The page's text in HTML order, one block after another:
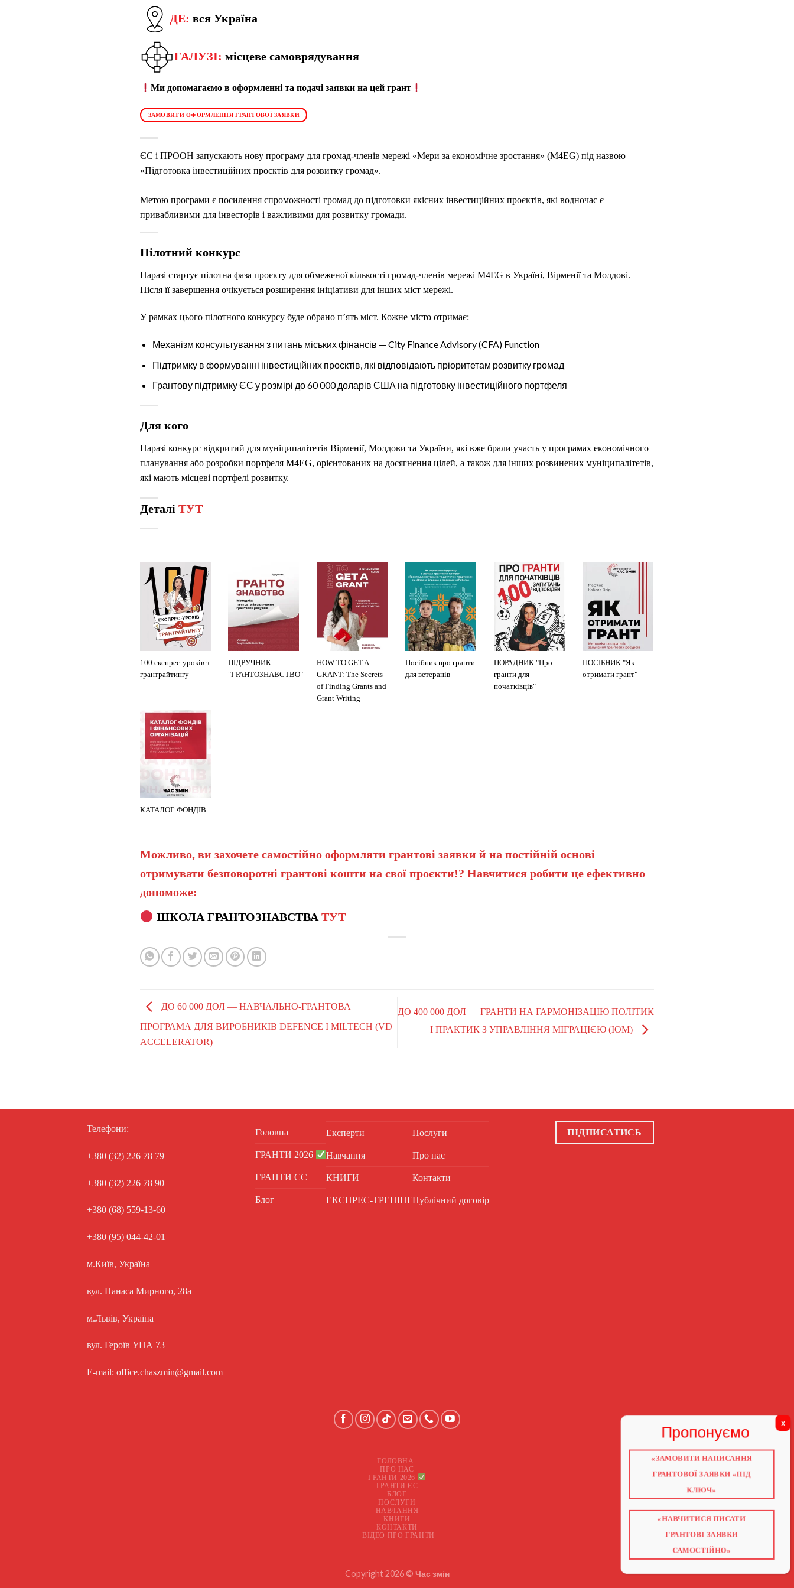
ДЕ: вся Україна
ГАЛУЗІ: місцеве самоврядування
Ми допомагаємо в оформленні та подачі заявки на цей грант
ЗАМОВИТИ ОФОРМЛЕННЯ ГРАНТОВОЇ ЗАЯВКИ
ЄС і ПРООН запускають нову програму для громад-членів мережі «Мери за економічне зростання» (M4EG) під назвою
«Підготовка інвестиційних проєктів для розвитку громад».
Метою програми є посилення спроможності громад до підготовки якісних інвестиційних проєктів, які водночас є
привабливими для інвесторів і важливими для розвитку громади.
Пілотний конкурс
Наразі стартує пілотна фаза проєкту для обмеженої кількості громад-членів мережі M4EG в Україні, Вірменії та Молдові.
Після її завершення очікується розширення ініціативи для інших міст мережі.
У рамках цього пілотного конкурсу буде обрано п’ять міст. Кожне місто отримає:
Механізм консультування з питань міських фінансів — City Finance Advisory (CFA) Function
Підтримку в формуванні інвестиційних проєктів, які відповідають пріоритетам розвитку громад
Грантову підтримку ЄС у розмірі до 60 000 доларів США на підготовку інвестиційного портфеля
Для кого
Наразі конкурс відкритий для муніципалітетів Вірменії, Молдови та України, які вже брали участь у програмах економічного
планування або розробки портфеля M4EG, орієнтованих на досягнення цілей, а також для інших розвинених муніципалітетів,
які мають місцеві портфелі розвитку.
Деталі ТУТ
100 експрес-уроків з
грантрайтингу
ПІДРУЧНИК
"ГРАНТОЗНАВСТВО"
HOW TO GET A
GRANT: The Secrets
of Finding Grants and
Grant Writing
Посібник про гранти
для ветеранів
ПОРАДНИК "Про
гранти для
початківців"
ПОСІБНИК "Як
отримати грант"
КАТАЛОГ ФОНДІВ
Можливо, ви захочете самостійно оформляти грантові заявки й на постійній основі
отримувати безповоротні грантові кошти на свої проєкти!? Навчитися робити це ефективно
допоможе:
ШКОЛА ГРАНТОЗНАВСТВА ТУТ
ДО 60 000 ДОЛ — НАВЧАЛЬНО-ГРАНТОВА
ПРОГРАМА ДЛЯ ВИРОБНИКІВ DEFENCE І MILTECH (VD
ACCELERATOR)
ДО 400 000 ДОЛ — ГРАНТИ НА ГАРМОНІЗАЦІЮ ПОЛІТИК
І ПРАКТИК З УПРАВЛІННЯ МІГРАЦІЄЮ (IOM)
Телефони:
+380 (32) 226 78 79
+380 (32) 226 78 90
+380 (68) 559-13-60
+380 (95) 044-42-01
м.Київ, Україна
вул. Панаса Мирного, 28а
м.Львів, Україна
вул. Героїв УПА 73
E-mail: office.chaszmin@gmail.com
Головна
ГРАНТИ 2026
ГРАНТИ ЄС
Блог
Експерти
Навчання
КНИГИ
ЕКСПРЕС-ТРЕНІНГ
Послуги
Про нас
Контакти
Публічний договір
ПІДПИСАТИСЬ
ГОЛОВНА
ПРО НАС
ГРАНТИ 2026
ГРАНТИ ЄС
БЛОГ
ПОСЛУГИ
НАВЧАННЯ
КНИГИ
КОНТАКТИ
ВІДЕО ПРО ГРАНТИ
Copyright 2026 © Час змін
«ЗАМОВИТИ НАПИСАННЯ
ГРАНТОВОЇ ЗАЯВКИ «ПІД
КЛЮЧ»
«НАВЧИТИСЯ ПИСАТИ
ГРАНТОВІ ЗАЯВКИ
САМОСТІЙНО»